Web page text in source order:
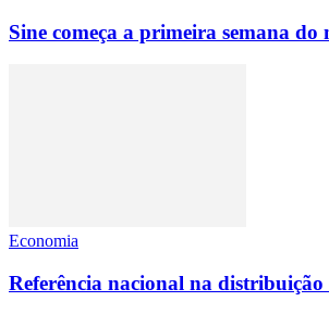
Sine começa a primeira semana
Economia
Referência nacional na